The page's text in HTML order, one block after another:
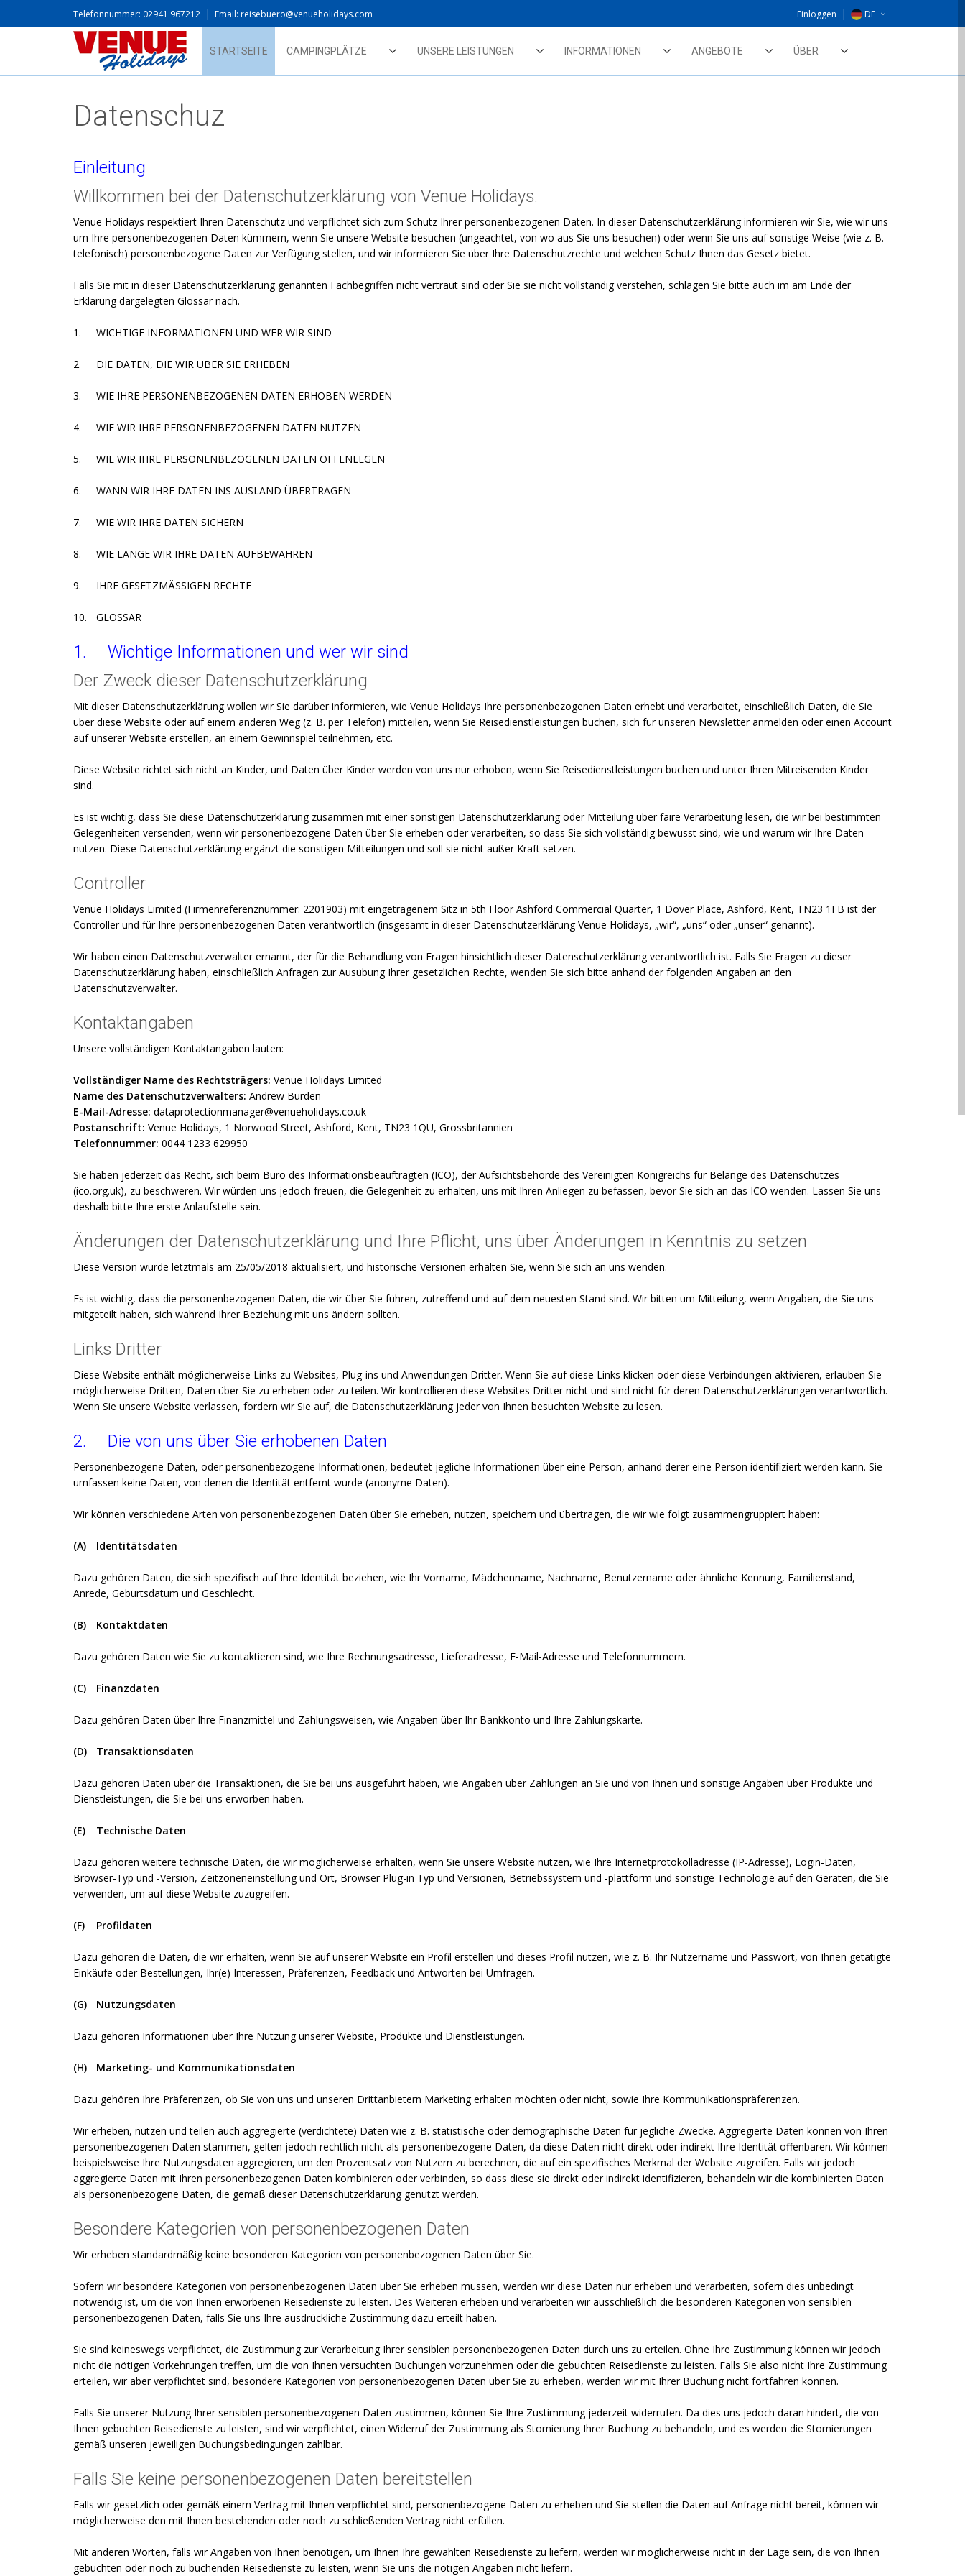
Telefonnummer: 02941 967212 Email: reisebuero@venueholidays.com Einloggen DE
NL
STARTSEITE CAMPINGPLÄTZE UNSERE LEISTUNGEN INFORMATIONEN ANGEBOTE ÜBER
Datenschuz
​Einleitung
Willkommen bei der Datenschutzerklärung von Venue Holidays.
Venue Holidays respektiert Ihren Datenschutz und verpflichtet sich zum Schutz Ihrer personenbezogenen Daten. In dieser Datenschutzerklärung informieren wir Sie, wie wir uns
um Ihre personenbezogenen Daten kümmern, wenn Sie unsere Website besuchen (ungeachtet, von wo aus Sie uns besuchen) oder wenn Sie uns auf sonstige Weise (wie z. B.
telefonisch) personenbezogene Daten zur Verfügung stellen, und wir informieren Sie über Ihre Datenschutzrechte und welchen Schutz Ihnen das Gesetz bietet.
Falls Sie mit in dieser Datenschutzerklärung genannten Fachbegriffen nicht vertraut sind oder Sie sie nicht vollständig verstehen, schlagen Sie bitte auch im am Ende der
Erklärung dargelegten Glossar nach.
1. WICHTIGE INFORMATIONEN UND WER WIR SIND
2. DIE DATEN, DIE WIR ÜBER SIE ERHEBEN
3. WIE IHRE PERSONENBEZOGENEN DATEN ERHOBEN WERDEN
4. WIE WIR IHRE PERSONENBEZOGENEN DATEN NUTZEN
5. WIE WIR IHRE PERSONENBEZOGENEN DATEN OFFENLEGEN
6. WANN WIR IHRE DATEN INS AUSLAND ÜBERTRAGEN
7. WIE WIR IHRE DATEN SICHERN
8. WIE LANGE WIR IHRE DATEN AUFBEWAHREN
9. IHRE GESETZMÄSSIGEN RECHTE
10. GLOSSAR
1.
Wichtige Informationen und wer wir sind
Der Zweck dieser Datenschutzerklärung
Mit dieser Datenschutzerklärung wollen wir Sie darüber informieren, wie Venue Holidays Ihre personenbezogenen Daten erhebt und verarbeitet, einschließlich Daten, die Sie
über diese Website oder auf einem anderen Weg (z. B. per Telefon) mitteilen, wenn Sie Reisedienstleistungen buchen, sich für unseren Newsletter anmelden oder einen Account
auf unserer Website erstellen, an einem Gewinnspiel teilnehmen, etc.
Diese Website richtet sich nicht an Kinder, und Daten über Kinder werden von uns nur erhoben, wenn Sie Reisedienstleistungen buchen und unter Ihren Mitreisenden Kinder
sind.
Es ist wichtig, dass Sie diese Datenschutzerklärung zusammen mit einer sonstigen Datenschutzerklärung oder Mitteilung über faire Verarbeitung lesen, die wir bei bestimmten
Gelegenheiten versenden, wenn wir personenbezogene Daten über Sie erheben oder verarbeiten, so dass Sie sich vollständig bewusst sind, wie und warum wir Ihre Daten
nutzen. Diese Datenschutzerklärung ergänzt die sonstigen Mitteilungen und soll sie nicht außer Kraft setzen.
Controller
Venue Holidays Limited (Firmenreferenznummer: 2201903) mit eingetragenem Sitz in 5th Floor Ashford Commercial Quarter, 1 Dover Place, Ashford, Kent, TN23 1FB ist der
Controller und für Ihre personenbezogenen Daten verantwortlich (insgesamt in dieser Datenschutzerklärung Venue Holidays, „wir“, „uns“ oder „unser“ genannt).
Wir haben einen Datenschutzverwalter ernannt, der für die Behandlung von Fragen hinsichtlich dieser Datenschutzerklärung verantwortlich ist. Falls Sie Fragen zu dieser
Datenschutzerklärung haben, einschließlich Anfragen zur Ausübung Ihrer gesetzlichen Rechte, wenden Sie sich bitte anhand der folgenden Angaben an den
Datenschutzverwalter.
Kontaktangaben
Unsere vollständigen Kontaktangaben lauten:
Vollständiger Name des Rechtsträgers: Venue Holidays Limited
Name des Datenschutzverwalters: Andrew Burden
E-Mail-Adresse: dataprotectionmanager@venueholidays.co.uk
Postanschrift: Venue Holidays, 1 Norwood Street, Ashford, Kent, TN23 1QU, Grossbritannien
Telefonnummer: 0044 1233 629950
Sie haben jederzeit das Recht, sich beim Büro des Informationsbeauftragten (ICO), der Aufsichtsbehörde des Vereinigten Königreichs für Belange des Datenschutzes
(ico.org.uk), zu beschweren. Wir würden uns jedoch freuen, die Gelegenheit zu erhalten, uns mit Ihren Anliegen zu befassen, bevor Sie sich an das ICO wenden. Lassen Sie uns
deshalb bitte Ihre erste Anlaufstelle sein.
Änderungen der Datenschutzerklärung und Ihre Pflicht, uns über Änderungen in Kenntnis zu setzen
Diese Version wurde letztmals am 25/05/2018 aktualisiert, und historische Versionen erhalten Sie, wenn Sie sich an uns wenden.
Es ist wichtig, dass die personenbezogenen Daten, die wir über Sie führen, zutreffend und auf dem neuesten Stand sind. Wir bitten um Mitteilung, wenn Angaben, die Sie uns
mitgeteilt haben, sich während Ihrer Beziehung mit uns ändern sollten.
Links Dritter
Diese Website enthält möglicherweise Links zu Websites, Plug-ins und Anwendungen Dritter. Wenn Sie auf diese Links klicken oder diese Verbindungen aktivieren, erlauben Sie
möglicherweise Dritten, Daten über Sie zu erheben oder zu teilen. Wir kontrollieren diese Websites Dritter nicht und sind nicht für deren Datenschutzerklärungen verantwortlich.
Wenn Sie unsere Website verlassen, fordern wir Sie auf, die Datenschutzerklärung jeder von Ihnen besuchten Website zu lesen.
2. Die von uns über Sie erhobenen Daten
Personenbezogene Daten, oder personenbezogene Informationen, bedeutet jegliche Informationen über eine Person, anhand derer eine Person identifiziert werden kann. Sie
umfassen keine Daten, von denen die Identität entfernt wurde (anonyme Daten).
Wir können verschiedene Arten von personenbezogenen Daten über Sie erheben, nutzen, speichern und übertragen, die wir wie folgt zusammengruppiert haben:
(A) Identitätsdaten
Dazu gehören Daten, die sich spezifisch auf Ihre Identität beziehen, wie Ihr Vorname, Mädchenname, Nachname, Benutzername oder ähnliche Kennung, Familienstand,
Anrede, Geburtsdatum und Geschlecht.
(B) Kontaktdaten
Dazu gehören Daten wie Sie zu kontaktieren sind, wie Ihre Rechnungsadresse, Lieferadresse, E-Mail-Adresse und Telefonnummern.
(C) Finanzdaten
Dazu gehören Daten über Ihre Finanzmittel und Zahlungsweisen, wie Angaben über Ihr Bankkonto und Ihre Zahlungskarte.
(D) Transaktionsdaten
Dazu gehören Daten über die Transaktionen, die Sie bei uns ausgeführt haben, wie Angaben über Zahlungen an Sie und von Ihnen und sonstige Angaben über Produkte und
Dienstleistungen, die Sie bei uns erworben haben.
(E) Technische Daten
Dazu gehören weitere technische Daten, die wir möglicherweise erhalten, wenn Sie unsere Website nutzen, wie Ihre Internetprotokolladresse (IP-Adresse), Login-Daten,
Browser-Typ und -Version, Zeitzoneneinstellung und Ort, Browser Plug-in Typ und Versionen, Betriebssystem und -plattform und sonstige Technologie auf den Geräten, die Sie
verwenden, um auf diese Website zuzugreifen.
(F) Profildaten
Dazu gehören die Daten, die wir erhalten, wenn Sie auf unserer Website ein Profil erstellen und dieses Profil nutzen, wie z. B. Ihr Nutzername und Passwort, von Ihnen getätigte
Einkäufe oder Bestellungen, Ihr(e) Interessen, Präferenzen, Feedback und Antworten bei Umfragen.
(G) Nutzungsdaten
Dazu gehören Informationen über Ihre Nutzung unserer Website, Produkte und Dienstleistungen.
(H) Marketing- und Kommunikationsdaten
Dazu gehören Ihre Präferenzen, ob Sie von uns und unseren Drittanbietern Marketing erhalten möchten oder nicht, sowie Ihre Kommunikationspräferenzen.
Wir erheben, nutzen und teilen auch aggregierte (verdichtete) Daten wie z. B. statistische oder demographische Daten für jegliche Zwecke. Aggregierte Daten können von Ihren
personenbezogenen Daten stammen, gelten jedoch rechtlich nicht als personenbezogene Daten, da diese Daten nicht direkt oder indirekt Ihre Identität offenbaren. Wir können
beispielsweise Ihre Nutzungsdaten aggregieren, um den Prozentsatz von Nutzern zu berechnen, die auf ein spezifisches Merkmal der Website zugreifen. Falls wir jedoch
aggregierte Daten mit Ihren personenbezogenen Daten kombinieren oder verbinden, so dass diese sie direkt oder indirekt identifizieren, behandeln wir die kombinierten Daten
als personenbezogene Daten, die gemäß dieser Datenschutzerklärung genutzt werden.
Besondere Kategorien von personenbezogenen Daten
Wir erheben standardmäßig keine besonderen Kategorien von personenbezogenen Daten über Sie.
Sofern wir besondere Kategorien von personenbezogenen Daten über Sie erheben müssen, werden wir diese Daten nur erheben und verarbeiten, sofern dies unbedingt
notwendig ist, um die von Ihnen erworbenen Reisedienste zu leisten. Des Weiteren erheben und verarbeiten wir ausschließlich die besonderen Kategorien von sensiblen
personenbezogenen Daten, falls Sie uns Ihre ausdrückliche Zustimmung dazu erteilt haben.
Sie sind keineswegs verpflichtet, die Zustimmung zur Verarbeitung Ihrer sensiblen personenbezogenen Daten durch uns zu erteilen. Ohne Ihre Zustimmung können wir jedoch
nicht die nötigen Vorkehrungen treffen, um die von Ihnen versuchten Buchungen vorzunehmen oder die gebuchten Reisedienste zu leisten. Falls Sie also nicht Ihre Zustimmung
erteilen, wir aber verpflichtet sind, besondere Kategorien von personenbezogenen Daten über Sie zu erheben, werden wir mit Ihrer Buchung nicht fortfahren können.
Falls Sie unserer Nutzung Ihrer sensiblen personenbezogenen Daten zustimmen, können Sie Ihre Zustimmung jederzeit widerrufen. Da dies uns jedoch daran hindert, die von
Ihnen gebuchten Reisedienste zu leisten, sind wir verpflichtet, einen Widerruf der Zustimmung als Stornierung Ihrer Buchung zu behandeln, und es werden die Stornierungen
gemäß unseren jeweiligen Buchungsbedingungen zahlbar.
Falls Sie keine personenbezogenen Daten bereitstellen
Falls wir gesetzlich oder gemäß einem Vertrag mit Ihnen verpflichtet sind, personenbezogene Daten zu erheben und Sie stellen die Daten auf Anfrage nicht bereit, können wir
möglicherweise den mit Ihnen bestehenden oder noch zu schließenden Vertrag nicht erfüllen.
Mit anderen Worten, falls wir Angaben von Ihnen benötigen, um Ihnen Ihre gewählten Reisedienste zu liefern, werden wir möglicherweise nicht in der Lage sein, die von Ihnen
gebuchten oder noch zu buchenden Reisedienste zu leisten, wenn Sie uns die nötigen Angaben nicht liefern.